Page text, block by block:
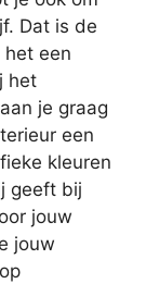
Dat is de
het een
het
je graag
een
kleuren
geeft bij
jouw
jouw